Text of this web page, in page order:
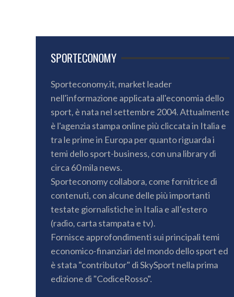
SPORTECONOMY
Sporteconomy.it, market leader
nell'informazione applicata all'economia dello
sport, è nata nel settembre 2004. Attualmente
è l'agenzia stampa online più cliccata in Italia e
tra le prime in Europa per quanto riguarda i
temi dello sport-business, con una library di
circa 60 mila news.
Sporteconomy collabora, come fornitrice di
contenuti, con alcune delle più importanti
testate giornalistiche in Italia e all’estero
(radio, carta stampata e tv).
Fornisce approfondimenti sui principali temi
economico-finanziari del mondo dello sport ed
è stata "contributor" di SkySport nella prima
edizione di "CodiceRosso".